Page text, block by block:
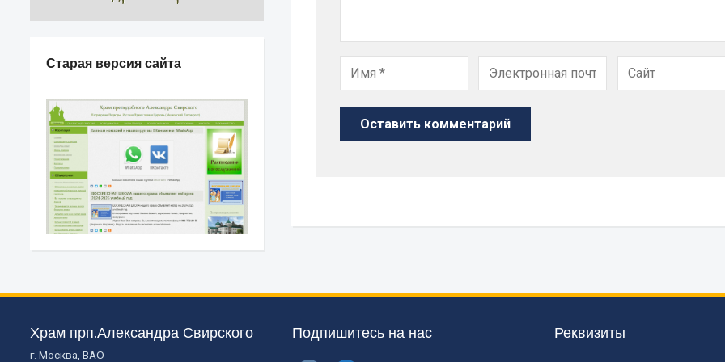
Старая версия сайта
Храм прп.Александра Свирского
г. Москва, ВАО
Подпишитесь на нас Реквизиты